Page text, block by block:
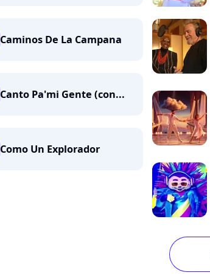
Caminos De La Campana
Canto Pa'mi Gente (con...
Como Un Explorador